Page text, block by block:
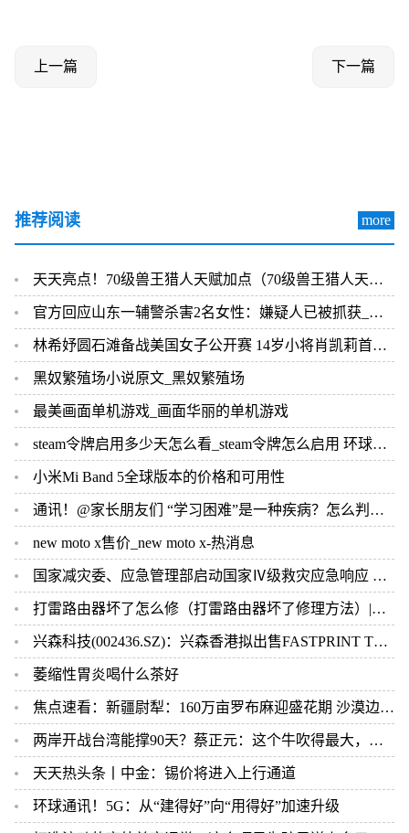
上一篇 下一篇
推荐阅读 more
天天亮点！70级兽王猎人天赋加点（70级兽王猎人天赋）
官方回应山东一辅警杀害2名女性：嫌疑人已被抓获_全球速看
林希妤圆石滩备战美国女子公开赛 14岁小将肖凯莉首战大满贯期待晋级
黑奴繁殖场小说原文_黑奴繁殖场
最美画面单机游戏_画面华丽的单机游戏
steam令牌启用多少天怎么看_steam令牌怎么启用 环球实时
小米Mi Band 5全球版本的价格和可用性
通讯！@家长朋友们 “学习困难”是一种疾病？怎么判断？了解一下
new moto x售价_new moto x-热消息
国家减灾委、应急管理部启动国家Ⅳ级救灾应急响应 派工作组指导重庆做好救灾工作
打雷路由器坏了怎么修（打雷路由器坏了修理方法）|环球今日讯
兴森科技(002436.SZ)：兴森香港拟出售FASTPRINT TECHNOLOGY(U.S.) LLC100%股权-世界热点
萎缩性胃炎喝什么茶好
焦点速看：新疆尉犁：160万亩罗布麻迎盛花期 沙漠边缘现“粉色花海”
两岸开战台湾能撑90天？蔡正元：这个牛吹得最大，最多两个礼拜
天天热头条丨中金：锡价将进入上行通道
环球通讯！5G：从“建得好”向“用得好”加速升级